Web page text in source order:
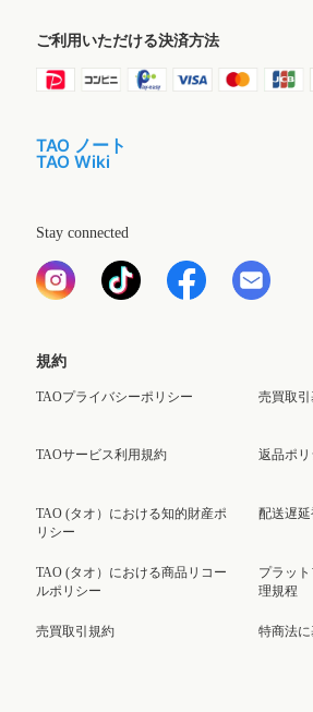
ご利用いただける決済方法
TAO ノート
TAO Wiki
Stay connected
規約
TAOプライバシーポリシー
TAOサービス利用規約
TAO (タオ）における知的財産ポ
リシー
TAO (タオ）における商品リコー
ルポリシー
売買取引規約
売買取
返品ポリ
配送遅
プラッ
理規程
特商法